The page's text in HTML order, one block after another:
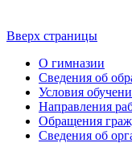
Вверх страницы
О гимназии
Сведения об
Условия
Направления
Обращения
Сведения об